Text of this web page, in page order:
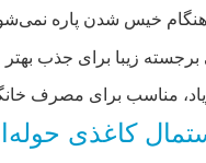
خیس شدن پاره
زیبا برای جذب بهتر
کاغذی